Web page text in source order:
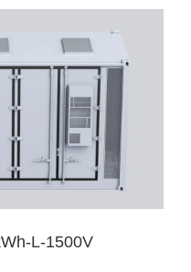
L-1500V